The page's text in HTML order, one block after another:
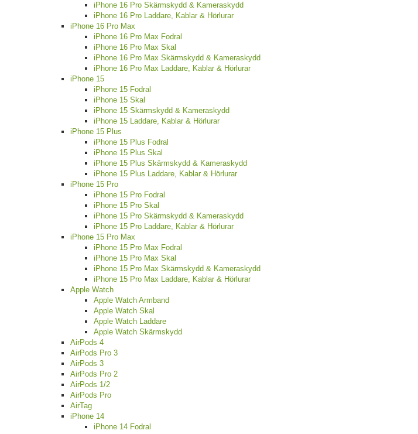
iPhone 16 Pro Skärmskydd & Kameraskydd
iPhone 16 Pro Laddare, Kablar & Hörlurar
iPhone 16 Pro Max
iPhone 16 Pro Max Fodral
iPhone 16 Pro Max Skal
iPhone 16 Pro Max Skärmskydd & Kameraskydd
iPhone 16 Pro Max Laddare, Kablar & Hörlurar
iPhone 15
iPhone 15 Fodral
iPhone 15 Skal
iPhone 15 Skärmskydd & Kameraskydd
iPhone 15 Laddare, Kablar & Hörlurar
iPhone 15 Plus
iPhone 15 Plus Fodral
iPhone 15 Plus Skal
iPhone 15 Plus Skärmskydd & Kameraskydd
iPhone 15 Plus Laddare, Kablar & Hörlurar
iPhone 15 Pro
iPhone 15 Pro Fodral
iPhone 15 Pro Skal
iPhone 15 Pro Skärmskydd & Kameraskydd
iPhone 15 Pro Laddare, Kablar & Hörlurar
iPhone 15 Pro Max
iPhone 15 Pro Max Fodral
iPhone 15 Pro Max Skal
iPhone 15 Pro Max Skärmskydd & Kameraskydd
iPhone 15 Pro Max Laddare, Kablar & Hörlurar
Apple Watch
Apple Watch Armband
Apple Watch Skal
Apple Watch Laddare
Apple Watch Skärmskydd
AirPods 4
AirPods Pro 3
AirPods 3
AirPods Pro 2
AirPods 1/2
AirPods Pro
AirTag
iPhone 14
iPhone 14 Fodral